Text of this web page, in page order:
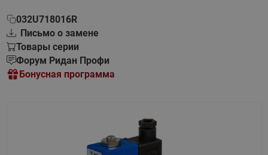
032U718016R
Письмо о замене
Товары серии
Форум Ридан Профи
Бонусная программа